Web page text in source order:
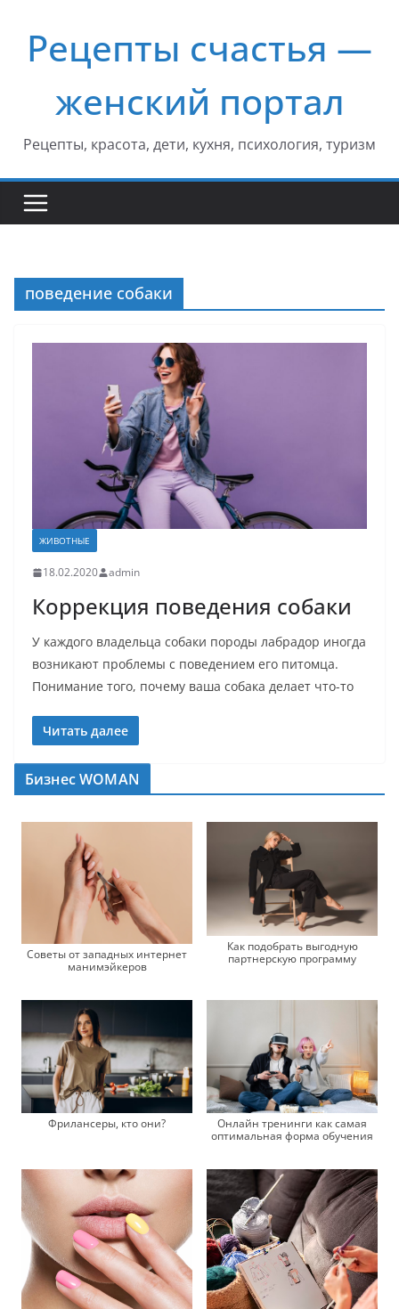
содержимому
Рецепты счастья —
женский портал
Рецепты, красота, дети, кухня, психология, туризм
поведение собаки
ЖИВОТНЫЕ
18.02.2020 admin
Коррекция поведения собаки
У каждого владельца собаки породы лабрадор иногда
возникают проблемы с поведением его питомца.
Понимание того, почему ваша собака делает что-то
Читать далее
Бизнес WOMAN
Советы от западных интернет
манимэйкеров
Как подобрать выгодную
партнерскую программу
Фрилансеры, кто они?
Онлайн тренинги как самая
оптимальная форма обучения